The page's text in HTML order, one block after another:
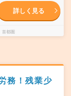
詳しく見る
都圏
務！残業少